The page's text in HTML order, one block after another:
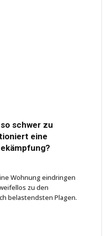
schwer zu
eine
Wohnung eindringen
zu den
belastendsten Plagen.